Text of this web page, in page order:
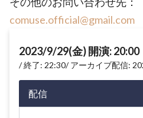
comuse.official@gmail.com
2023/9/29(金) 開演: 20:00
終了: 22:30 アーカイブ配信:
配信